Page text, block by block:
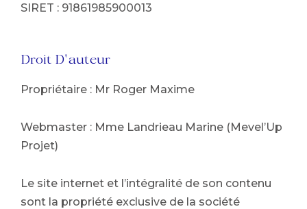
SIRET : 91861985900013
Droit D'auteur
Propriétaire : Mr Roger Maxime
Webmaster : Mme Landrieau Marine (Mevel’Up
Projet)
Le site internet et l’intégralité de son contenu
sont la propriété exclusive de la société